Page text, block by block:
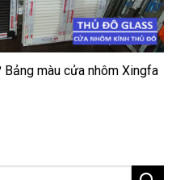
Bảng màu cửa nhôm Xingfa